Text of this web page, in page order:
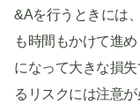
&Aを行うときには
も時間もかけて進
になって大きな損
るリスクには注意が